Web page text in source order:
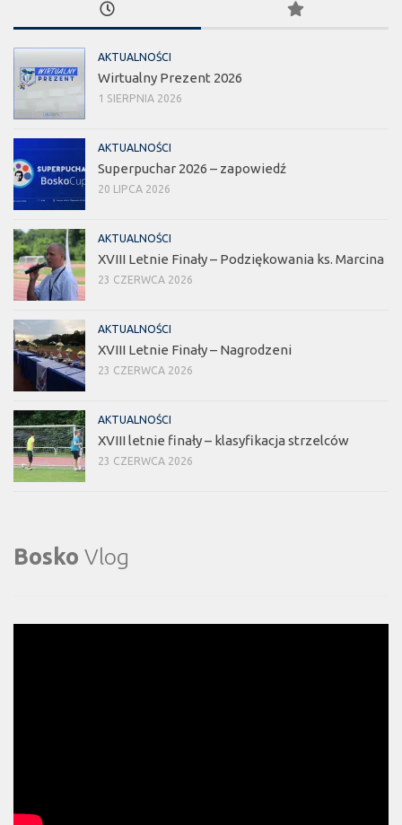
AKTUALNOŚCI
Wirtualny Prezent 2026
1 SIERPNIA 2026
AKTUALNOŚCI
Superpuchar 2026 – zapowiedź
20 LIPCA 2026
AKTUALNOŚCI
XVIII Letnie Finały – Podziękowania ks. Marcina
23 CZERWCA 2026
AKTUALNOŚCI
XVIII Letnie Finały – Nagrodzeni
23 CZERWCA 2026
AKTUALNOŚCI
XVIII letnie finały – klasyfikacja strzelców
23 CZERWCA 2026
Bosko Vlog